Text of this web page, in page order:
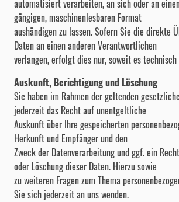
automatisiert verarbeiten, an sich oder an
gängigen, maschinenlesbaren Format
aushändigen zu lassen. Sofern Sie die direkte
Daten an einen anderen Verantwortlichen
verlangen, erfolgt dies nur, soweit es
Auskunft, Berichtigung und Löschung
Sie haben im Rahmen der geltenden
jederzeit das Recht auf unentgeltliche
Auskunft über Ihre gespeicherten
Herkunft und Empfänger und den
Zweck der Datenverarbeitung und ggf. ein
oder Löschung dieser Daten. Hierzu sowie
zu weiteren Fragen zum Thema
Sie sich jederzeit an uns wenden.